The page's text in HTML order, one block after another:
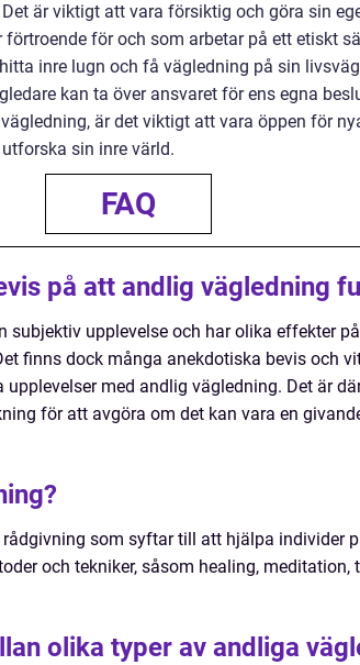
är viktigt att vara försiktig och göra sin
för och som arbetar på ett etiskt
inre lugn och få vägledning på sin
kan ta över ansvaret för ens egna
är det viktigt att vara öppen för
sin inre värld.
FAQ
på att andlig vägledning
subjektiv upplevelse och har olika effekter
finns dock många anekdotiska bevis och
med andlig vägledning. Det är
för att avgöra om det kan vara en
som syftar till att hjälpa individer
och tekniker, såsom healing, meditation,
olika typer av andliga